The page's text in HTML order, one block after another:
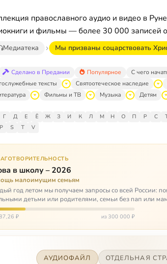
православного аудио и видео в
и фильмы — более 30 000 записей
Медиатека Мы призваны соцарствовать
Сделано в Предании Популярное С чего
тексты
Святоотеческое наследие
Фильмы и ТВ Музыка Детям
Г Д Е Ё Ж З И К Л М Н О П Р С
P S T V
в школу – 2026
малоимущим семьям
год летом мы получаем запросы со всей России:
детьми или родителями, семьи без пап или
₽ из 300 000 ₽
АУДИОФАЙЛ ОТДЕЛЬНАЯ